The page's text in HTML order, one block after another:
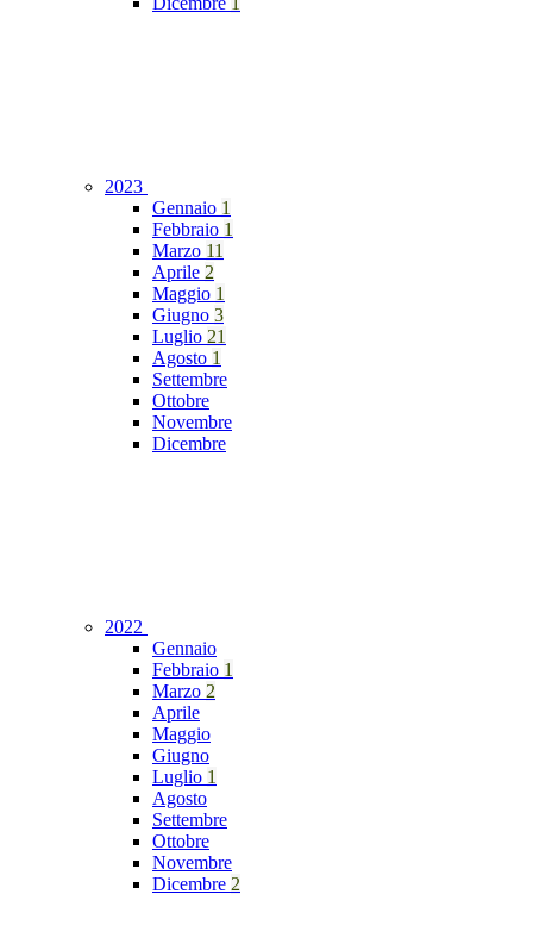
2023
Gennaio 1
Febbraio 1
Marzo 11
Aprile 2
Maggio 1
Giugno 3
Luglio 21
Agosto 1
Settembre
Ottobre
Novembre
Dicembre
2022
Gennaio
Febbraio 1
Marzo 2
Aprile
Maggio
Giugno
Luglio 1
Agosto
Settembre
Ottobre
Novembre
Dicembre 2